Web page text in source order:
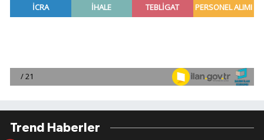
Trend Haberler